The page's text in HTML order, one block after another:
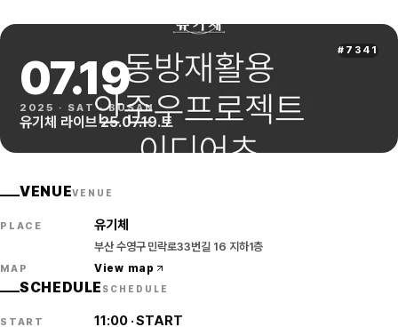
# 7341
07.19
2025 · SAT ·BUSAN
유기체 라이브 25.07.19.토
VENUEVENUE
PLACE 유기체
부산 수영구 민락로33번길 16 지하1층
MAP View map
SCHEDULE SCHEDULE
START 11:00·START